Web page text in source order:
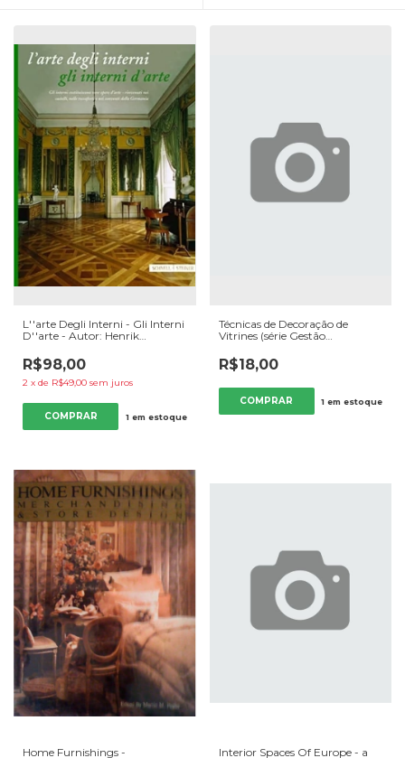
L''arte Degli Interni - Gli Interni
D''arte - Autor: Henrik
Preparazione e
Coordinamento) (2005)
[usado]
R$98,00
2 x de R$49,00 sem juros
1em estoque
Técnicas de Decoração de
Vitrines (série Gestão
Geraldo Cezanne (2008)
[usado]
R$18,00
1 em estoque
Home Furnishings -
Interior Spaces Of Europe - a